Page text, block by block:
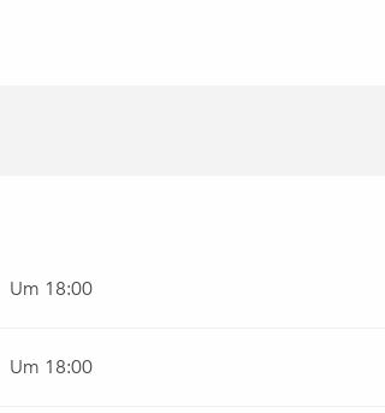
Um 18:00
Um 18:00